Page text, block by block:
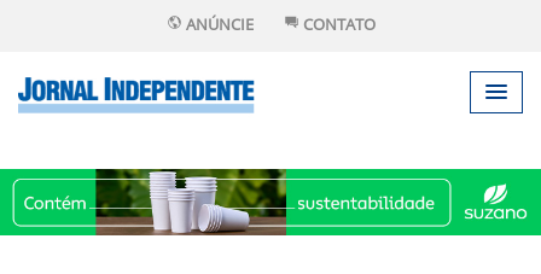
ANÚNCIE CONTATO